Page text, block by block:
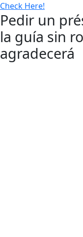
Check Here!
Pedir un
la guía sin
agradecerá